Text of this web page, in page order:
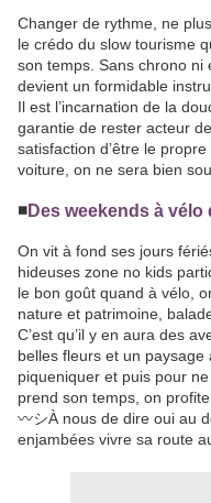
Changer de rythme, ne
le crédo du slow tourisme
son temps. Sans chrono ni
devient un formidable
Il est l’incarnation de la
garantie de rester acteur
satisfaction d’être le
voiture, on ne sera bien
◾️Des weekends à
On vit à fond ses jours
hideuses zone no kids
le bon goût quand à vélo,
nature et patrimoine,
C’est qu’il y en aura des
belles fleurs et un
piqueniquer et puis pour
prend son temps, on
〰️シÀ nous de dire oui au
enjambées vivre sa route